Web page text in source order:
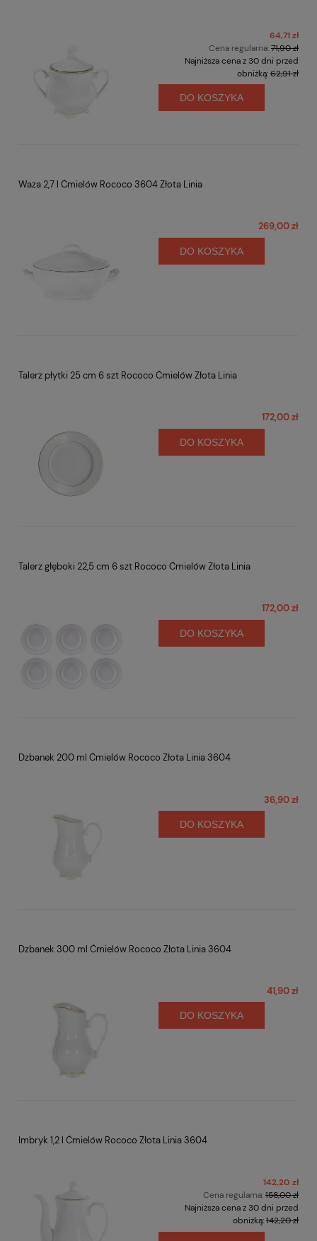
64,71 zł
Cena regularna:71,90 zł
Najniższa cena z 30 dni przed
obniżką:62,91 zł
DO KOSZYKA
Waza 2,7 l Ćmielów Rococo 3604 Złota Linia
269,00 zł
DO KOSZYKA
Talerz płytki 25 cm 6 szt Rococo Ćmielów Złota Linia
172,00 zł
DO KOSZYKA
Talerz głęboki 22,5 cm 6 szt Rococo Ćmielów Złota Linia
172,00 zł
DO KOSZYKA
Dzbanek 200 ml Ćmielów Rococo Złota Linia 3604
36,90 zł
DO KOSZYKA
Dzbanek 300 ml Ćmielów Rococo Złota Linia 3604
41,90 zł
DO KOSZYKA
Imbryk 1,2 l Ćmielów Rococo Złota Linia 3604
142,20 zł
Cena regularna:158,00 zł
Najniższa cena z 30 dni przed
obniżką:142,20 zł